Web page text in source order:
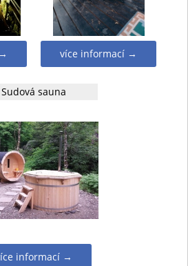
více informací →
Sudová sauna
informací →